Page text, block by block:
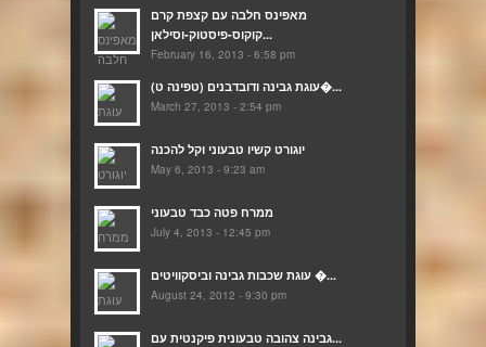
מאפינס חלבה עם קצפת קרם
קוקוס-פיסטוק-וסילאן...
February 16, 2013 - 6:58 pm
(עוגת גבינה ודובדבנים (טפינה ט�...
March 27, 2013 - 2:54 pm
יוגורט קשיו טבעוני וקל להכנה
May 6, 2013 - 9:23 am
ממרח פטה כבד טבעוני
July 4, 2013 - 12:45 pm
עוגת שכבות גבינה וביסקוויטים �...
August 24, 2012 - 9:30 pm
גבינה צהובה טבעונית פיקנטית עם...